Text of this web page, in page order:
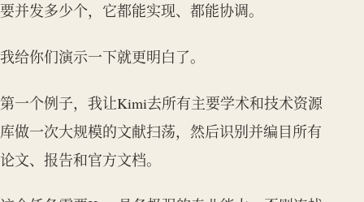
要并发多少个，它都能实现、都能协调。
我给你们演示一下就更明白了。
第一个例子，我让Kimi去所有主要学术和技术资源
库做一次大规模的文献扫荡，然后识别并编目所有
论文、报告和官方文档。